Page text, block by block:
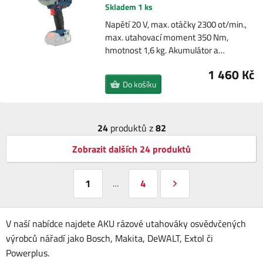
Skladem 1 ks
Napětí 20 V, max. otáčky 2300 ot/min.,
max. utahovací moment 350 Nm,
hmotnost 1,6 kg. Akumulátor a…
1 460 Kč
Do košíku
24produktů z82
Zobrazit dalších 24 produktů
1 … 4
V naší nabídce najdete AKU rázové utahováky osvědvčených
výrobců nářadí jako Bosch, Makita, DeWALT, Extol či
Powerplus.